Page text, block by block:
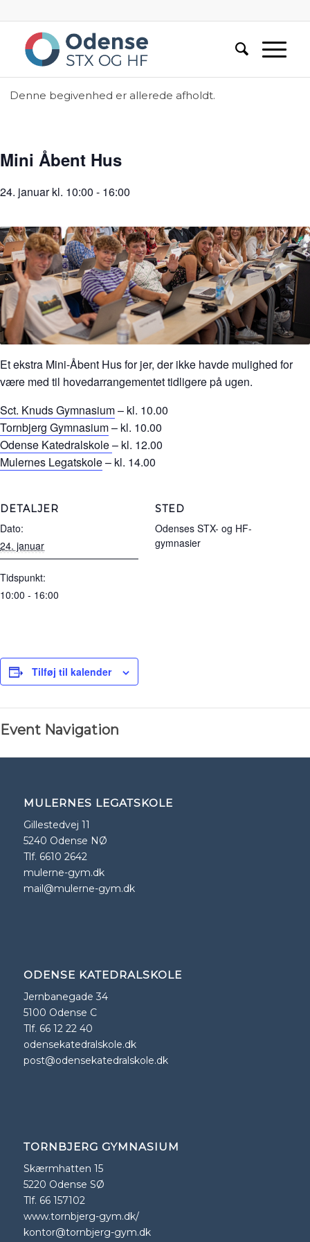
Denne begivenhed er allerede afholdt.
Mini Åbent Hus
24. januar kl. 10:00 - 16:00
Et ekstra Mini-Åbent Hus for jer, der ikke havde mulighed for
være med til hovedarrangementet tidligere på ugen.
Sct. Knuds Gymnasium– kl. 10.00
Tornbjerg Gymnasium– kl. 10.00
Odense Katedralskole– kl. 12.00
Mulernes Legatskole– kl. 14.00
DETALJER
Dato:
24. januar
Tidspunkt:
10:00 - 16:00
STED
Odenses STX- og HF-
gymnasier
Tilføj til kalender
Event Navigation
MULERNES LEGATSKOLE
Gillestedvej 11
5240 Odense NØ
Tlf. 6610 2642
mulerne-gym.dk
mail@mulerne-gym.dk
ODENSE KATEDRALSKOLE
Jernbanegade 34
5100 Odense C
Tlf. 66 12 22 40
odensekatedralskole.dk
post@odensekatedralskole.dk
TORNBJERG GYMNASIUM
Skærmhatten 15
5220 Odense SØ
Tlf. 66 157102
www.tornbjerg-gym.dk/
kontor@tornbjerg-gym.dk